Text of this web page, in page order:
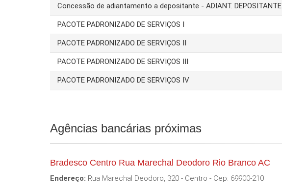
Concessão de adiantamento a depositante - ADIANT. DEPOSITANTE
PACOTE PADRONIZADO DE SERVIÇOS I
PACOTE PADRONIZADO DE SERVIÇOS II
PACOTE PADRONIZADO DE SERVIÇOS III
PACOTE PADRONIZADO DE SERVIÇOS IV
Agências bancárias próximas
Bradesco Centro Rua Marechal Deodoro Rio Branco AC
Endereço: Rua Marechal Deodoro, 320 - Centro - Cep: 69900-210